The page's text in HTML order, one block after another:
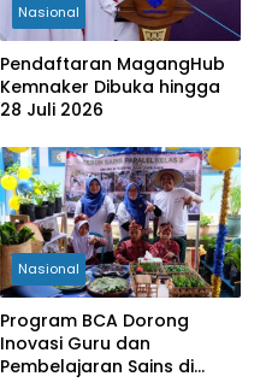
Nasional
Pendaftaran MagangHub
Kemnaker Dibuka hingga
28 Juli 2026
Nasional
Program BCA Dorong
Inovasi Guru dan
Pembelajaran Sains di